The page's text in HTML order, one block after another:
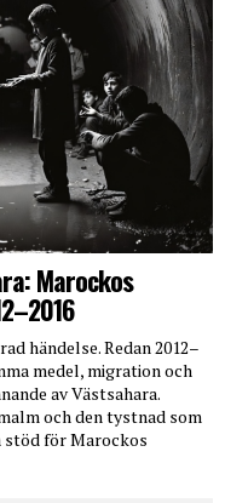
Marockos
händelse. Redan 2012–
medel, migration och
av Västsahara.
och den tystnad som
stöd för Marockos